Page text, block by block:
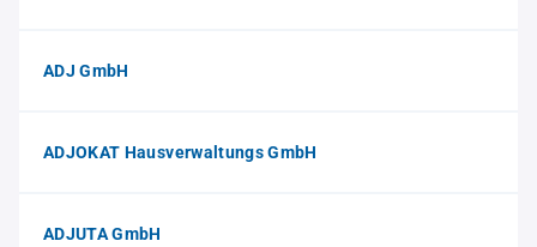
ADJ GmbH
ADJOKAT Hausverwaltungs GmbH
ADJUTA GmbH